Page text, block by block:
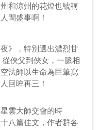
和涼州的花燈也號稱
間盛事啊！
》，特別選出濃烈甘
俠父到俠女，一脈相
法師以生命為巨筆寫
回眸再三！
雲大師交會的時
八篇佳文，作者群各
金會董事長 32
哲學院教授